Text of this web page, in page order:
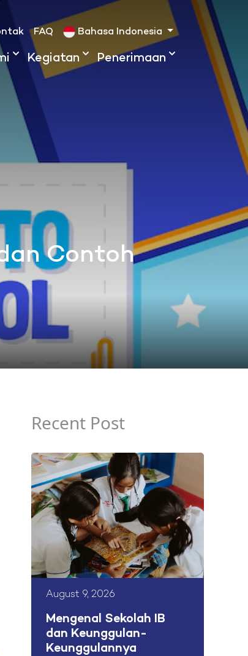
FAQ Bahasa Indonesia
Kegiatan Penerimaan
Contoh
Recent Post
August 9, 2026
Mengenal Sekolah IB
dan Keunggulan-
Keunggulannya